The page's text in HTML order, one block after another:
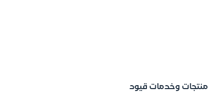
منتجات وخدمات قيود